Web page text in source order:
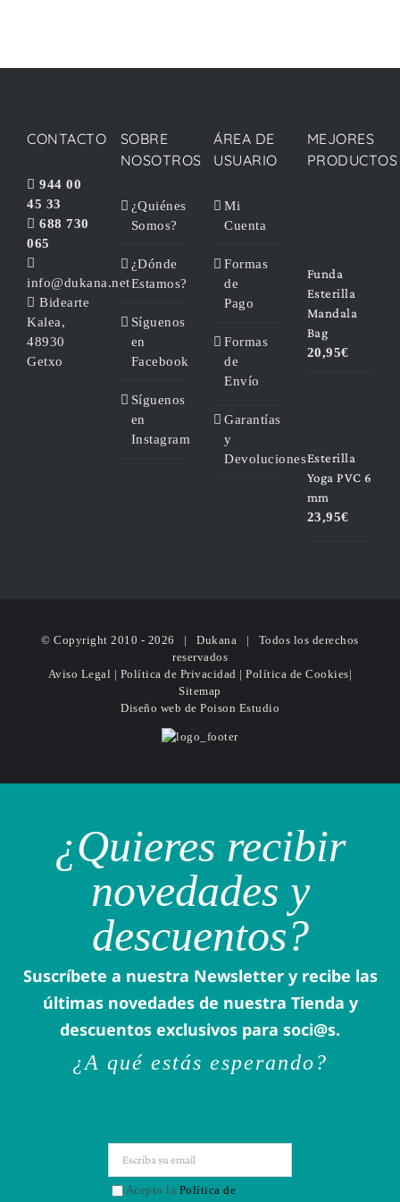
CONTACTO
944 00
45 33
688 730
065
info@dukana.net
Bidearte
Kalea,
48930
Getxo
SOBRE
NOSOTROS
¿Quiénes
Somos?
¿Dónde
Estamos?
Síguenos
en
Facebook
Síguenos
en
Instagram
ÁREA DE
USUARIO
Mi
Cuenta
Formas
de
Pago
Formas
de
Envío
Garantías
y
Devoluciones
MEJORES
PRODUCTOS
Funda
Esterilla
Mandala
Bag
20,95€
Esterilla
Yoga PVC 6
mm
23,95€
© Copyright 2010 - 2026 | Dukana | Todos los derechos
reservados
Aviso Legal | Política de Privacidad |Política de Cookies|
Sitemap
Diseño web de Poison Estudio
¿Quieres recibir
novedades y
descuentos?
Suscríbete a nuestra Newsletter y recibe las
últimas novedades de nuestra Tienda y
descuentos exclusivos para soci@s.
¿A qué estás esperando?
Acepto la Política de